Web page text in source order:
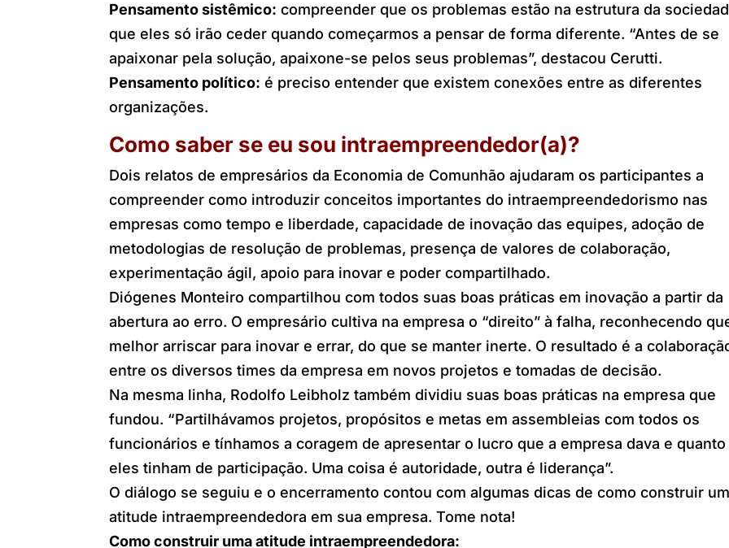
Pensamento sistêmico: compreender que os problemas estão na estrutura da
que eles só irão ceder quando começarmos a pensar de forma diferente. “Antes de se
apaixonar pela solução, apaixone-se pelos seus problemas”, destacou Cerutti.
Pensamento político: é preciso entender que existem conexões entre as diferentes
organizações.
Como saber se eu sou intraempreendedor(a)?
Dois relatos de empresários da Economia de Comunhão ajudaram os participantes a
compreender como introduzir conceitos importantes do intraempreendedorismo nas
empresas como tempo e liberdade, capacidade de inovação das equipes, adoção de
metodologias de resolução de problemas, presença de valores de colaboração,
experimentação ágil, apoio para inovar e poder compartilhado.
Diógenes Monteiro compartilhou com todos suas boas práticas em inovação a partir da
abertura ao erro. O empresário cultiva na empresa o “direito” à falha, reconhecendo
melhor arriscar para inovar e errar, do que se manter inerte. O resultado é a
entre os diversos times da empresa em novos projetos e tomadas de decisão.
Na mesma linha, Rodolfo Leibholz também dividiu suas boas práticas na empresa que
fundou. “Partilhávamos projetos, propósitos e metas em assembleias com todos os
funcionários e tínhamos a coragem de apresentar o lucro que a empresa dava e quanto
eles tinham de participação. Uma coisa é autoridade, outra é liderança”.
O diálogo se seguiu e o encerramento contou com algumas dicas de como construir
atitude intraempreendedora em sua empresa. Tome nota!
Como construir uma atitude intraempreendedora: